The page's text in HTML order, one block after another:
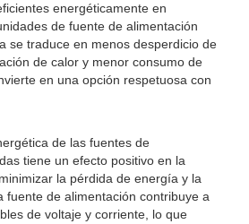
energéticamente en
de fuente de alimentación
se traduce en menos desperdicio de
de calor y menor consumo de
en una opción respetuosa con
de las fuentes de
tiene un efecto positivo en la
la pérdida de energía y la
fuente de alimentación contribuye a
de voltaje y corriente, lo que